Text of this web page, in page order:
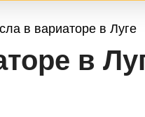
в вариаторе в Луге
в